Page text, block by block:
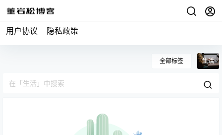
用户协议 隐私政策
全部标签 生活